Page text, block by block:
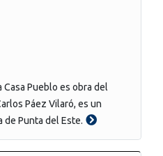
Pueblo es obra del
Páez Vilaró, es un
Punta del Este.